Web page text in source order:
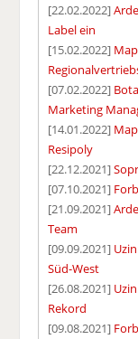
[22.02.2022]
Label ein
[15.02.2022]
[07.02.2022]
Marketing
[14.01.2022]
Resipoly
[22.12.2021]
[07.10.2021]
[21.09.2021]
Team
[09.09.2021]
Süd-West
[26.08.2021]
Rekord
[09.08.2021]